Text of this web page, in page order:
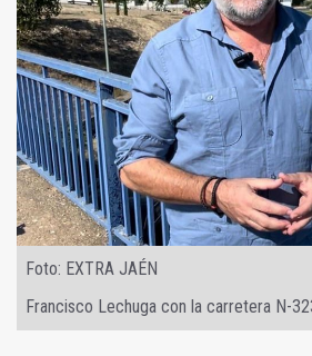
Foto: EXTRA JAÉN
Francisco Lechuga con la carretera N-